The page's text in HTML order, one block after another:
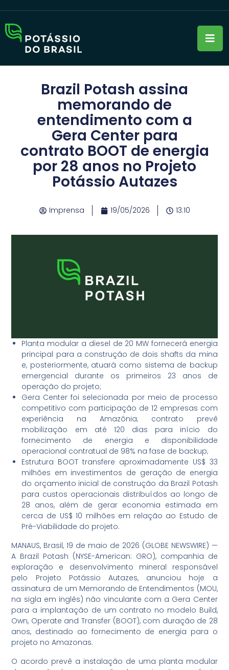
Brazil Potash assina
memorando de
entendimento com a
Gera Center para
contrato BOOT de energia
por 28 anos no Projeto
Potássio Autazes
Imprensa 19/05/2026 13:10
Planta modular a diesel de 20 MW fornecerá energia
principal para a construção de dois shafts da mina
e, posteriormente, atuará como sistema de backup
emergencial durante os primeiros 23 anos de
operação do projeto;
Gera Center foi selecionada por meio de processo
competitivo com participação de 12 empresas com
experiência na Amazônia; contrato prevê
mobilização em até 120 dias para início do
fornecimento de energia e disponibilidade
operacional contratual de 98% na fase de backup;
Estrutura BOOT transfere aproximadamente US$ 33
milhões em investimentos de geração de energia
do orçamento inicial de construção da Brazil Potash
para custos operacionais distribuídos ao longo de
28 anos, além de gerar economia estimada em
cerca de US$ 10 milhões em relação ao Estudo de
Pré-Viabilidade do projeto.
MANAUS, Brasil, 19 de maio de 2026 (GLOBE NEWSWIRE) —
A Brazil Potash (NYSE-American: GRO), companhia de
exploração e desenvolvimento mineral responsável
pelo Projeto Potássio Autazes, anunciou hoje a
assinatura de um Memorando de Entendimentos (MOU,
na sigla em inglês) não vinculante com a Gera Center
para a implantação de um contrato no modelo Build,
Own, Operate and Transfer (BOOT), com duração de 28
anos, destinado ao fornecimento de energia para o
projeto no Amazonas.
O acordo prevê a instalação de uma planta modular